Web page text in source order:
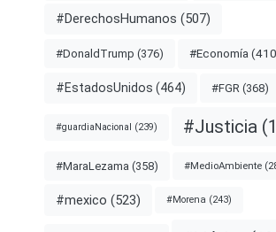
#DerechosHumanos (507)
#DonaldTrump (376) #Economía
#EstadosUnidos (464) #FGR (368)
#guardiaNacional (239) #Justicia
#MaraLezama (358) #MedioAmbiente
#mexico (523) #Morena (243)